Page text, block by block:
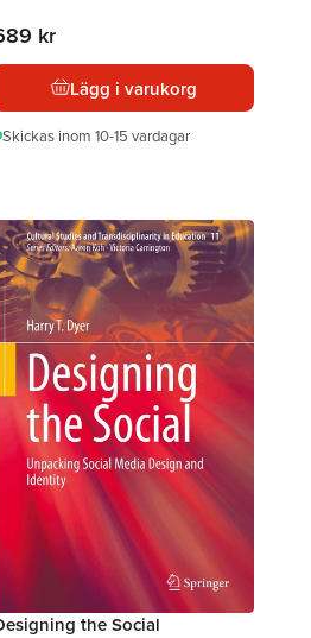
kr
Lägg i varukorg
Skickas inom 10-15 vardagar
the Social